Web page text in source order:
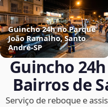
Guincho 24h no Parque
João Ramalho, Santo
André‑SP
Guincho
Bairros de
Serviço de reboque e